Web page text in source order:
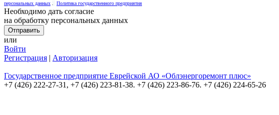
персональных данных
Политика государственного предприятия
Необходимо дать согласие
на обработку персональных данных
или
Войти
Регистрация | Авторизация
Государственное предприятие Еврейской АО «Облэнергоремонт плюс»
+7 (426) 222-27-31, +7 (426) 223-81-38. +7 (426) 223-86-76. +7 (426) 224-65-26